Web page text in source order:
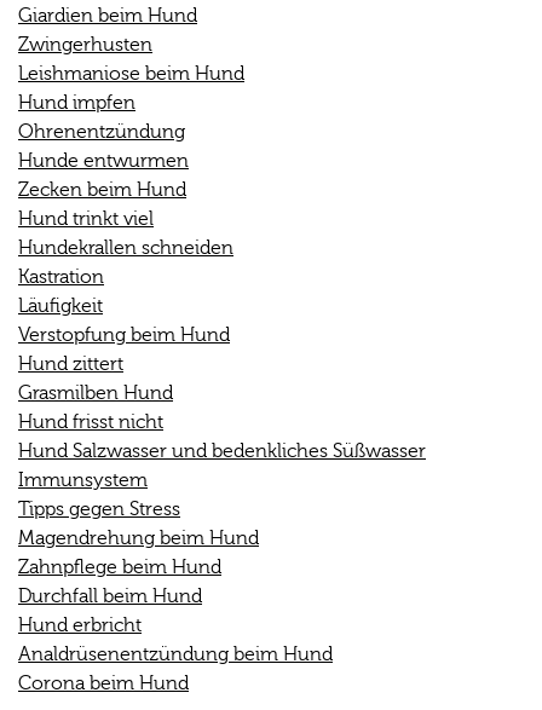
Giardien beim Hund
Zwingerhusten
Leishmaniose beim Hund
Hund impfen
Ohrenentzündung
Hunde entwurmen
Zecken beim Hund
Hund trinkt viel
Hundekrallen schneiden
Kastration
Läufigkeit
Verstopfung beim Hund
Hund zittert
Grasmilben Hund
Hund frisst nicht
Hund Salzwasser und bedenkliches Süßwasser
Immunsystem
Tipps gegen Stress
Magendrehung beim Hund
Zahnpflege beim Hund
Durchfall beim Hund
Hund erbricht
Analdrüsenentzündung beim Hund
Corona beim Hund